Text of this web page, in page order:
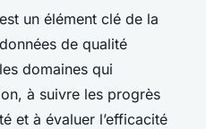
est un élément clé de la
de qualité
domaines qui
à suivre les progrès
et à évaluer l’efficacité